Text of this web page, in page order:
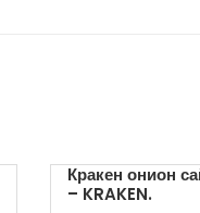
Кракен онион
– KRAKEN.